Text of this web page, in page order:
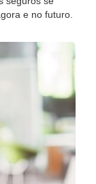
e no futuro.